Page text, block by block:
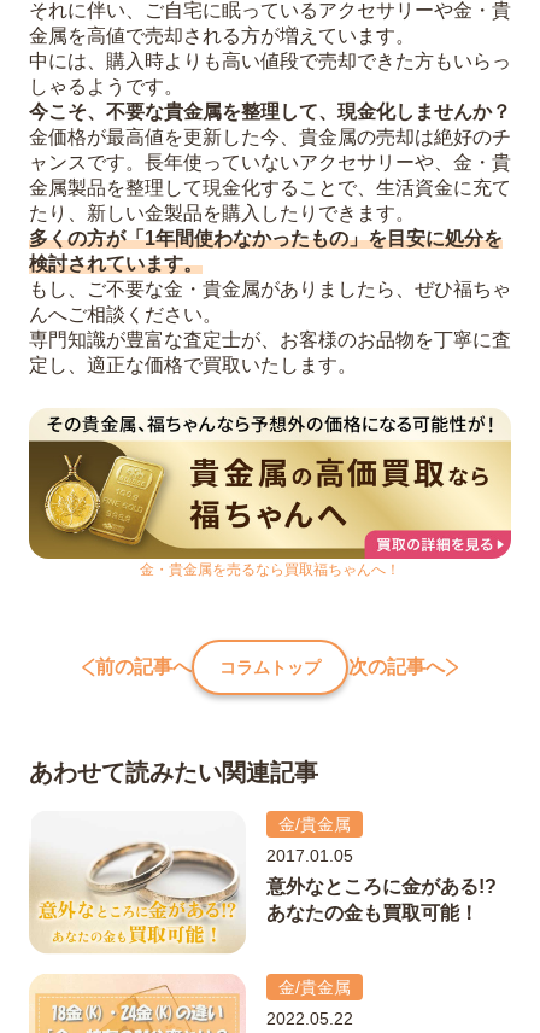
それに伴い、ご自宅に眠っているアクセサリーや金・貴
金属を高値で売却される方が増えています。
中には、購入時よりも高い値段で売却できた方もいらっ
しゃるようです。
今こそ、不要な貴金属を整理して、現金化しませんか？
金価格が最高値を更新した今、貴金属の売却は絶好のチ
ャンスです。長年使っていないアクセサリーや、金・貴
金属製品を整理して現金化することで、生活資金に充て
たり、新しい金製品を購入したりできます。
多くの方が「1年間使わなかったもの」を目安に処分を
検討されています。
もし、ご不要な金・貴金属がありましたら、ぜひ福ちゃ
んへご相談ください。
専門知識が豊富な査定士が、お客様のお品物を丁寧に査
定し、適正な価格で買取いたします。
金・貴金属を売るなら買取福ちゃんへ！
前の記事へ コラムトップ 次の記事へ
あわせて読みたい関連記事
金/貴金属
2017.01.05
意外なところに金がある!?
あなたの金も買取可能！
金/貴金属
2022.05.22